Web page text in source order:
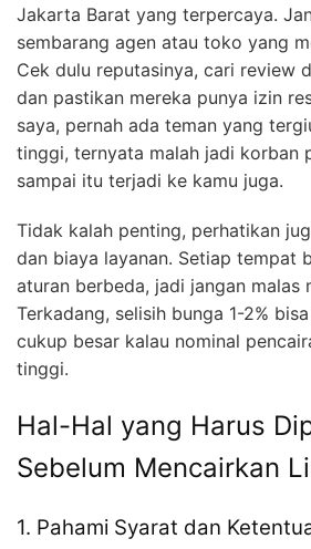
Jakarta Barat yang terpercaya.
sembarang agen atau toko yang
Cek dulu reputasinya, cari review
dan pastikan mereka punya izin
saya, pernah ada teman yang
tinggi, ternyata malah jadi korban
sampai itu terjadi ke kamu juga.
Tidak kalah penting, perhatikan
dan biaya layanan. Setiap tempat
aturan berbeda, jadi jangan malas
Terkadang, selisih bunga 1-2%
cukup besar kalau nominal
tinggi.
Hal-Hal yang Harus
Sebelum Mencairkan
1. Pahami Syarat dan